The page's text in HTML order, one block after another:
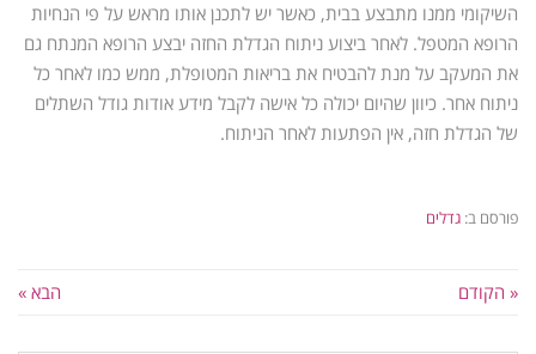
השיקומי ממנו מתבצע בבית, כאשר יש לתכנן אותו מראש על פי הנחיות
הרופא המטפל. לאחר ביצוע ניתוח הגדלת החזה יבצע הרופא המנתח גם
את המעקב על מנת להבטיח את בריאות המטופלת, ממש כמו לאחר כל
ניתוח אחר. כיוון שהיום יכולה כל אישה לקבל מידע אודות גודל השתלים
של הגדלת חזה, אין הפתעות לאחר הניתוח.
פורסם ב: גדלים
« הקודם הבא »